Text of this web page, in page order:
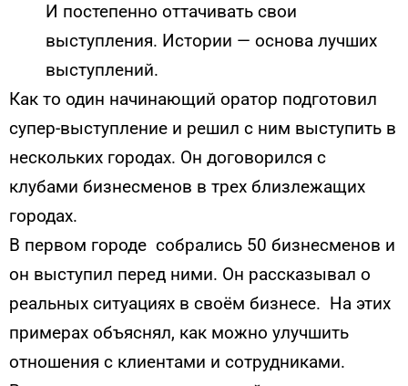
И постепенно оттачивать свои
выступления. Истории — основа лучших
выступлений.
Как то один начинающий оратор подготовил
супер-выступление и решил с ним выступить в
нескольких городах. Он договорился с
клубами бизнесменов в трех близлежащих
городах.
В первом городе собрались 50 бизнесменов и
он выступил перед ними. Он рассказывал о
реальных ситуациях в своём бизнесе. На этих
примерах объяснял, как можно улучшить
отношения с клиентами и сотрудниками.